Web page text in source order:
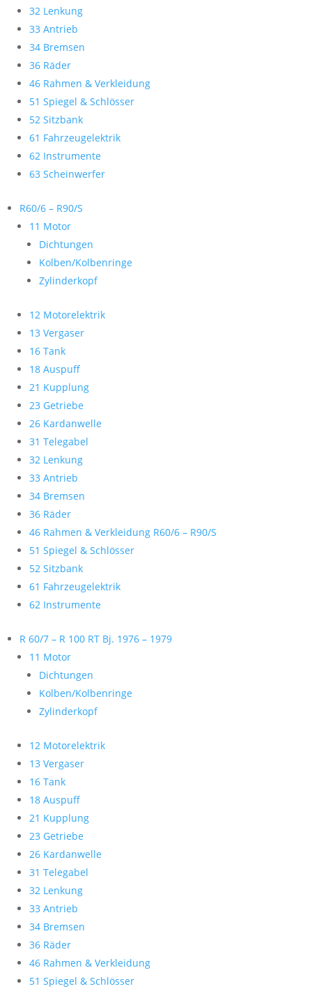
32 Lenkung
33 Antrieb
34 Bremsen
36 Räder
46 Rahmen & Verkleidung
51 Spiegel & Schlösser
52 Sitzbank
61 Fahrzeugelektrik
62 Instrumente
63 Scheinwerfer
R60/6 – R90/S
11 Motor
Dichtungen
Kolben/Kolbenringe
Zylinderkopf
12 Motorelektrik
13 Vergaser
16 Tank
18 Auspuff
21 Kupplung
23 Getriebe
26 Kardanwelle
31 Telegabel
32 Lenkung
33 Antrieb
34 Bremsen
36 Räder
46 Rahmen & Verkleidung R60/6 – R90/S
51 Spiegel & Schlösser
52 Sitzbank
61 Fahrzeugelektrik
62 Instrumente
R 60/7 – R 100 RT Bj. 1976 – 1979
11 Motor
Dichtungen
Kolben/Kolbenringe
Zylinderkopf
12 Motorelektrik
13 Vergaser
16 Tank
18 Auspuff
21 Kupplung
23 Getriebe
26 Kardanwelle
31 Telegabel
32 Lenkung
33 Antrieb
34 Bremsen
36 Räder
46 Rahmen & Verkleidung
51 Spiegel & Schlösser